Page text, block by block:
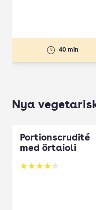
40 min
Nya
Portionscrudité
med örtaioli
Betyg: 4.27 av 5